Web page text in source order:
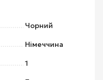
Чорний
Німеччина
1